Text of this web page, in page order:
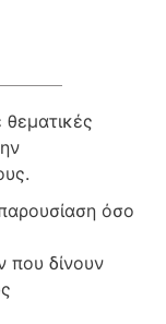
θεματικές
όσο
που δίνουν